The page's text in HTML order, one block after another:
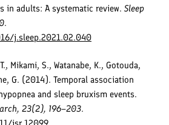
in adults: A systematic review. Sleep
.
j.sleep.2021.02.040
Mikami, S., Watanabe, K., Gotouda,
G. (2014). Temporal association
and sleep bruxism events.
23(2), 196–203.